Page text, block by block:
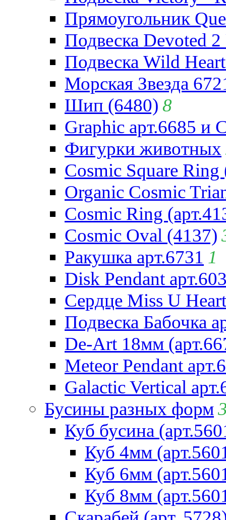
Прямоугольник
Подвеска Devoted
Подвеска Wild
Морская Звезда
Шип (6480) 8
Graphic арт.6685 и
Фигурки животных
Cosmic Square Ring
Organic Cosmic
Cosmic Ring
Cosmic Oval (4137)
Ракушка арт.6731 1
Disk Pendant
Сердце Miss U
Подвеска Бабочка
De-Art 18мм
Meteor Pendant
Galactic Vertical
Бусины разных форм
Куб бусина
Куб 4мм
Куб 6мм
Куб 8мм